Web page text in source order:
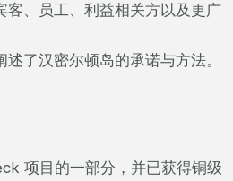
客、员工、利益相关方以及更广
了汉密尔顿岛的承诺与方法。
项目的一部分，并已获得铜级